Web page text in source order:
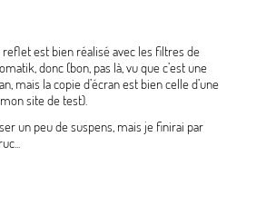
reflet est bien réalisé avec les filtres de
donc (bon, pas là, vu que c’est une
mais la copie d’écran est bien celle d’une
site de test).
un peu de suspens, mais je finirai par